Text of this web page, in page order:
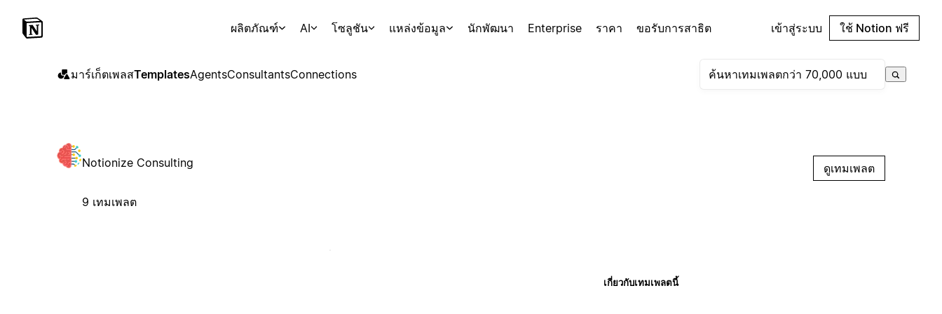
ผลิตภัณฑ์ AI โซลูชัน แหล่งข้อมูล นักพัฒนา Enterprise ราคา ขอรับการสาธิต เข้าสู่ระบบ ใช้ Notion ฟรี
มาร์เก็ตเพลสTemplatesAgentsConsultantsConnections
Notionize Consulting
9 เทมเพลต
ดูเทมเพลต
เกี่ยวกับเทมเพลตนี้